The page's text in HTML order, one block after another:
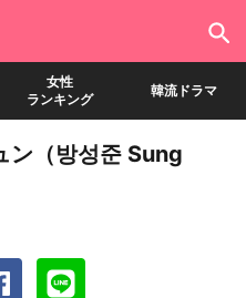
女性
ランキング
韓流ドラマ
ン（방성준 Sung